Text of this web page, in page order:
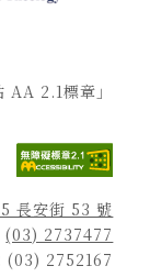
AA 2.1標章」
長安街 53 號
(03) 2737477
(03) 2752167